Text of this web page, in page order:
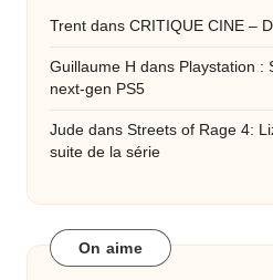
Trent dans CRITIQUE CINE –
Guillaume H dans Playstation :
next-gen PS5
Jude dans Streets of Rage 4:
suite de la série
On aime